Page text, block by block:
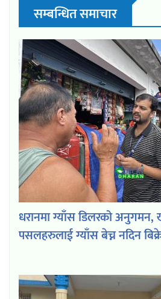
सम्बन्धित समाचार
धरानमा ग्याँस डिलरको अनुगमन,
पसलहरुलाई ग्याँस बेच्न नदिन